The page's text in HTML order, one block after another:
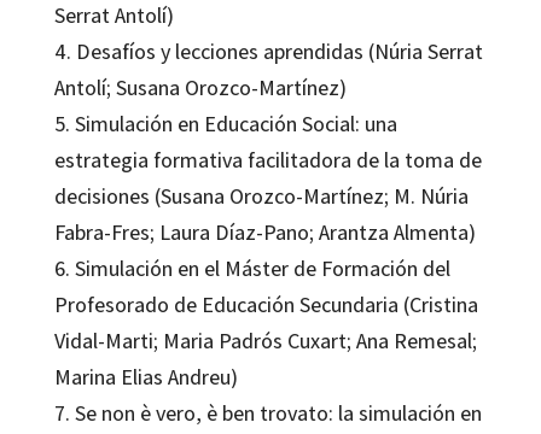
Serrat Antolí)
4. Desafíos y lecciones aprendidas (Núria Serrat
Antolí; Susana Orozco-Martínez)
5. Simulación en Educación Social: una
estrategia formativa facilitadora de la toma de
decisiones (Susana Orozco-Martínez; M. Núria
Fabra-Fres; Laura Díaz-Pano; Arantza Almenta)
6. Simulación en el Máster de Formación del
Profesorado de Educación Secundaria (Cristina
Vidal-Marti; Maria Padrós Cuxart; Ana Remesal;
Marina Elias Andreu)
7. Se non è vero, è ben trovato: la simulación en